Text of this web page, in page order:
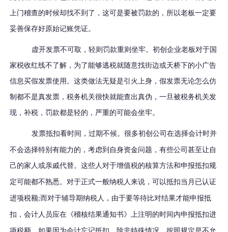
上门稽查的时候却找不到了，这可是要被罚款的，所以老板一定要
妥善保存好原始记账凭证。
虚开发票不可取，轻则罚款重则坐牢。初创企业老板对于国
家税收红线不了解，为了能够逃税就随意找街边或天桥下的小广告
信息买假发票使用。这类做法无疑是引火上身，假发票无论怎么仿
制都不是真发票，税务机关很快就能查出真伪，一旦被税务机关发
现，补税，罚款都是轻的，严重的可能会坐牢。
发票抵扣看时间，过期不候。很多初创公司在选择会计时并
不会选择特别有能力的，考虑到自身资金问题，有些公司甚至让自
己的家人或亲戚代替。这些人对于增值税的核算方法和申报抵扣规
定可能都不熟悉。对于正式一般纳税人来说，可以抵扣当月已认证
进项税额;而对于辅导期纳税人，由于要等待比对结果才能申报抵
扣，会计人员应在《稽核结果通知书》上注明的时间内申报抵扣进